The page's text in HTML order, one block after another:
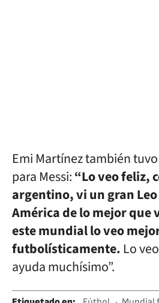
Emi Martínez también
para Messi:“Lo veo feliz,
argentino, vi un gran Leo
América de lo mejor que
este mundial lo veo
futbolísticamente. Lo
ayuda muchísimo”.